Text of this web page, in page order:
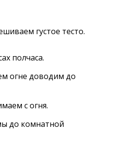
густое тесто.
полчаса.
огне доводим до
с огня.
до комнатной